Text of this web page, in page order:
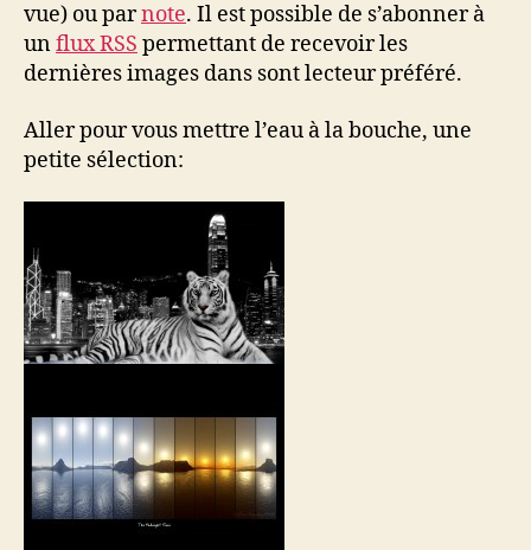
vue) ou parnote. Il est possible de s’abonner à
unflux RSS permettant de recevoir les
dernières images dans sont lecteur préféré.
Aller pour vous mettre l’eau à la bouche, une
petite sélection: